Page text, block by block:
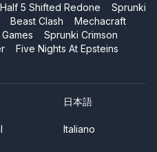
5 Shifted Redone
Sprunki
Beast Clash
Mechacraft
Sprunki Crimson
Five Nights At Epsteins
日本語
Italiano